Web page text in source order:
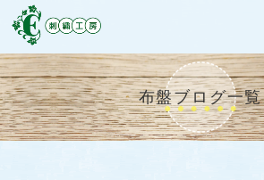
布盤ブログ一覧